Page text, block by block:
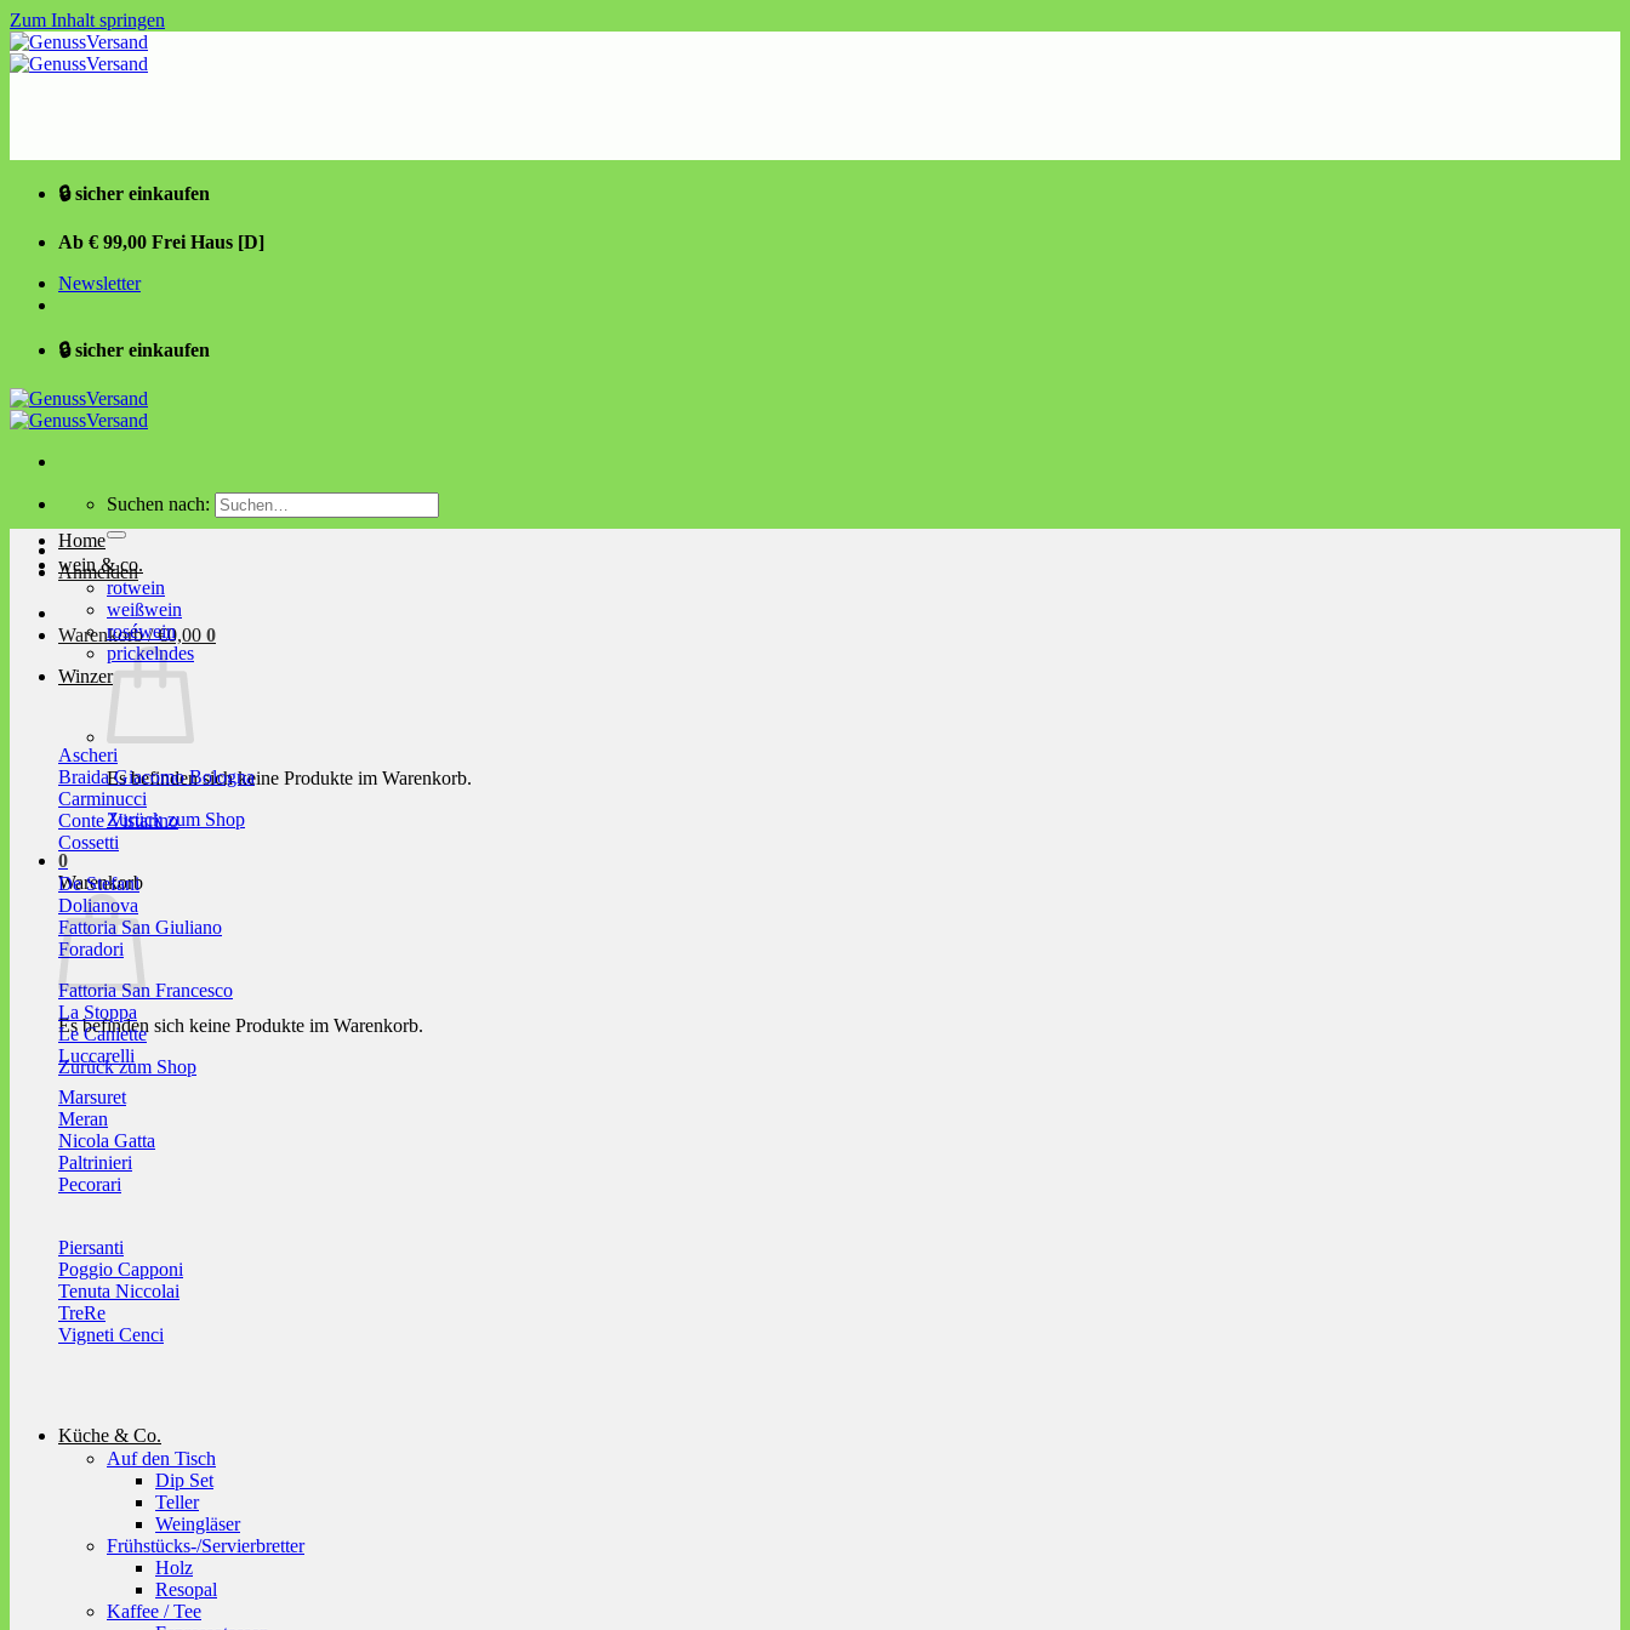
Zum Inhalt springen
🔒 sicher einkaufen
Ab € 99,00 Frei Haus [D]
Newsletter
🔒 sicher einkaufen
Suchen nach:
Anmelden
Warenkorb /€0,00 0
Es befinden sich keine Produkte im Warenkorb.
Zurück zum Shop
0
Warenkorb
Es befinden sich keine Produkte im Warenkorb.
Zurück zum Shop
Home
wein & co.
rotwein
weißwein
roséwein
prickelndes
Winzer
Ascheri
Braida Giacomo Bologna
Carminucci
Conte Vistarino
Cossetti
De Stefani
Dolianova
Fattoria San Giuliano
Foradori
Fattoria San Francesco
La Stoppa
Le Caniette
Luccarelli
Marsuret
Meran
Nicola Gatta
Paltrinieri
Pecorari
Piersanti
Poggio Capponi
Tenuta Niccolai
TreRe
Vigneti Cenci
Küche & Co.
Auf den Tisch
Dip Set
Teller
Weingläser
Frühstücks-/Servierbretter
Holz
Resopal
Kaffee / Tee